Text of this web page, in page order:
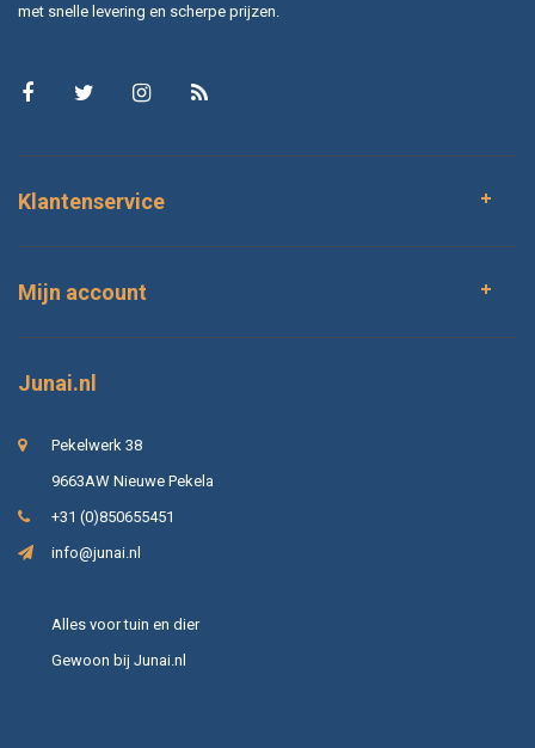
met snelle levering en scherpe prijzen.
Klantenservice
Mijn account
Junai.nl
Pekelwerk 38
9663AW Nieuwe Pekela
+31 (0)850655451
info@junai.nl
Alles voor tuin en dier
Gewoon bij Junai.nl